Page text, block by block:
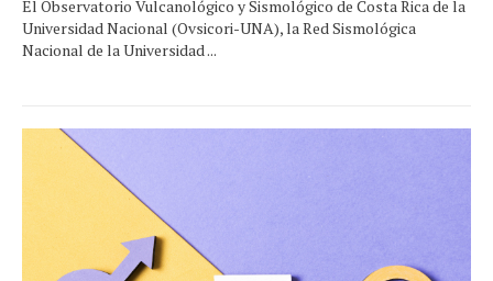
El Observatorio Vulcanológico y Sismológico de Costa Rica de la
Universidad Nacional (Ovsicori-UNA), la Red Sismológica
Nacional de la Universidad ...